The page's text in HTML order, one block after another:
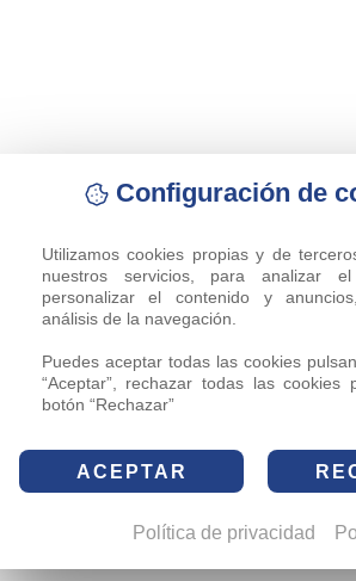
Configuración de
Utilizamos cookies propias y de
nuestros servicios, para analizar
personalizar el contenido y
análisis de la navegación.
Puedes aceptar todas las cookies
“Aceptar”, rechazar todas las cookies
botón “Rechazar”
ACEPTAR
Política de privacidad